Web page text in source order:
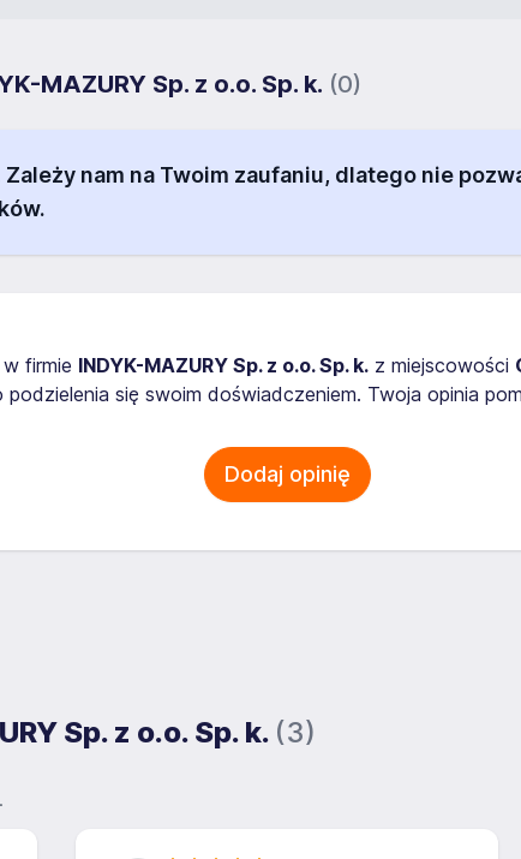
MAZURY Sp. z o.o. Sp. k. (0)
nam na Twoim zaufaniu, dlatego nie
firmie INDYK-MAZURY Sp. z o.o. Sp. k. z miejscowości
się swoim doświadczeniem. Twoja opinia
Dodaj opinię
Sp. z o.o. Sp. k. (3)